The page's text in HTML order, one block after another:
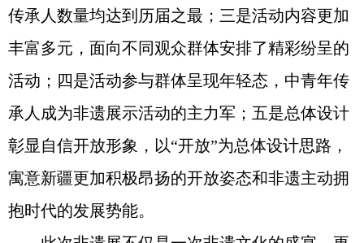
传承人数量均达到历届之最；三是活动内容更加
丰富多元，面向不同观众群体安排了精彩纷呈的
活动；四是活动参与群体呈现年轻态，中青年传
承人成为非遗展示活动的主力军；五是总体设计
彰显自信开放形象，以“开放”为总体设计思路，
寓意新疆更加积极昂扬的开放姿态和非遗主动拥
抱时代的发展势能。